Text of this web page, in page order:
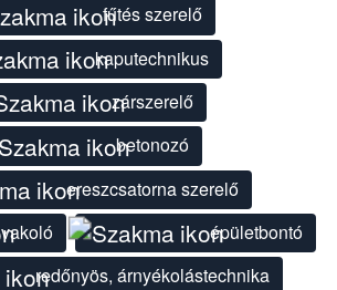
fűtés szerelő
kaputechnikus
zárszerelő
betonozó
ereszcsatorna szerelő
vakoló
épületbontó
redőnyös, árnyékolástechnika